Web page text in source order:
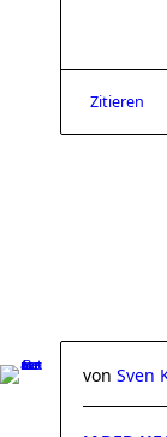
Zitieren
von Sven